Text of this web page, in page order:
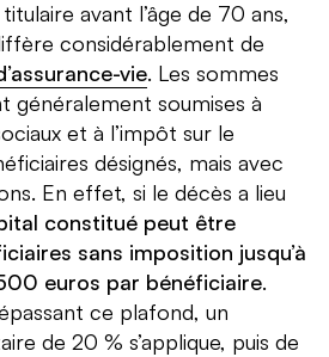
avant l’âge de 70 ans,
considérablement de
vie. Les sommes
généralement soumises à
et à l’impôt sur le
désignés, mais avec
En effet, si le décès a lieu
constitué peut être
sans imposition jusqu’à
euros par bénéficiaire.
ce plafond, un
de 20 % s’applique, puis de